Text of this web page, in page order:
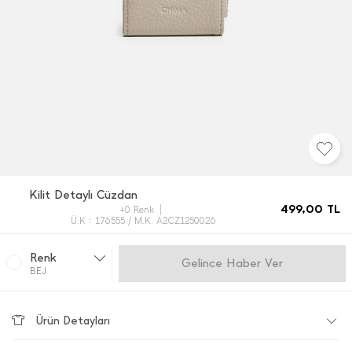
Kilit Detaylı Cüzdan
+0 Renk
Ü.K : 176555 / M.K. A2CZ1250026
499,00 TL
Renk
BEJ
Gelince Haber Ver
Ürün Detayları